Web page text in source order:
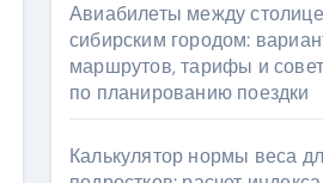
Авиабилеты между
сибирским городом:
маршрутов, тарифы и
по планированию поездки
Калькулятор нормы веса